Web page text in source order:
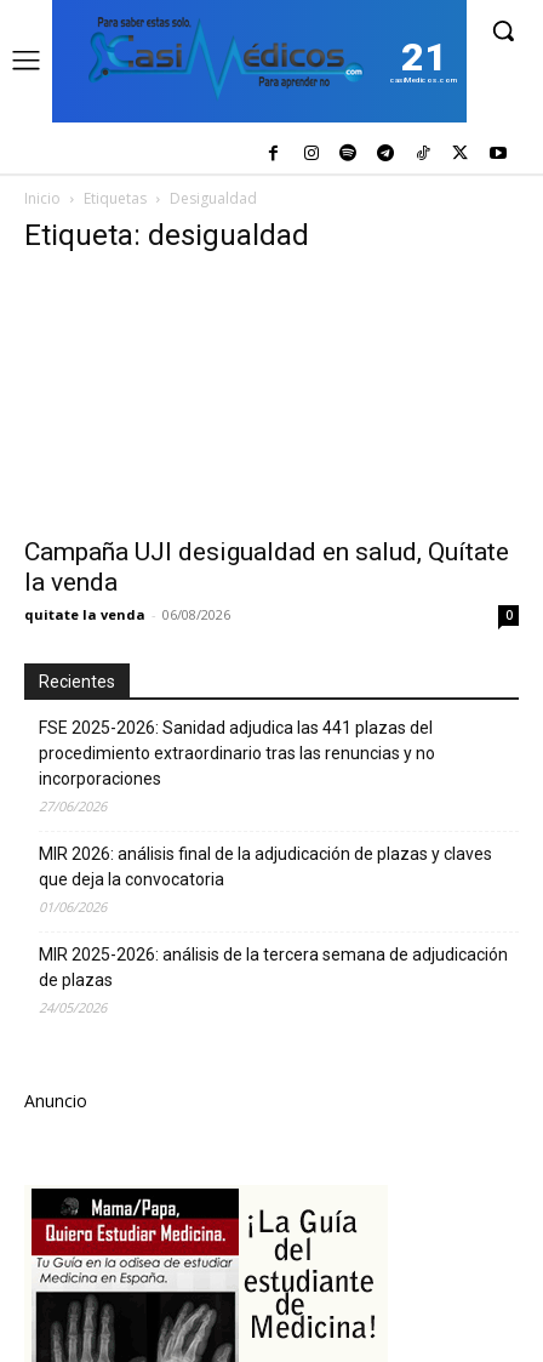
21
casiMedicos.com
Inicio Etiquetas Desigualdad
Etiqueta: desigualdad
Campaña UJI desigualdad en salud, Quítate
la venda
quitate la venda - 06/08/2026 0
Recientes
FSE 2025-2026: Sanidad adjudica las 441 plazas del
procedimiento extraordinario tras las renuncias y no
incorporaciones
27/06/2026
MIR 2026: análisis final de la adjudicación de plazas y claves
que deja la convocatoria
01/06/2026
MIR 2025-2026: análisis de la tercera semana de adjudicación
de plazas
24/05/2026
Anuncio